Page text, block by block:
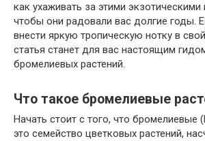
как ухаживать за этими экзотическими
чтобы они радовали вас долгие годы.
внести яркую тропическую нотку в
статья станет для вас настоящим
бромелиевых растений.
Что такое бромелиевые
Начать стоит с того, что бромелиевые
это семейство цветковых растений,